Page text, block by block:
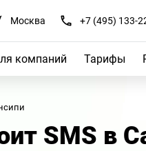
Москва +7 (495) 133-
компаний Тарифы
SMS в